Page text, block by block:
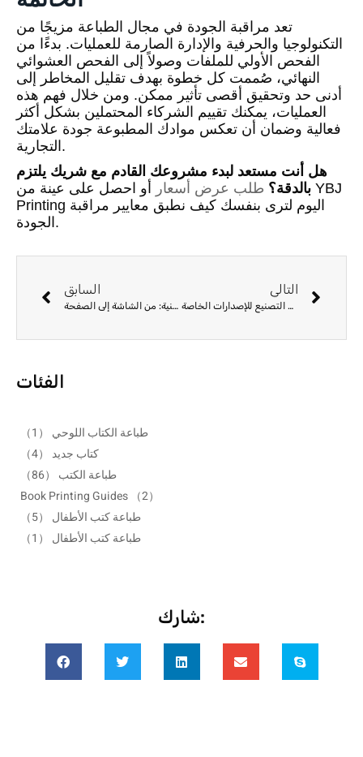
تعد مراقبة الجودة في مجال الطباعة مزيجًا من
التكنولوجيا والحرفية والإدارة الصارمة للعمليات. بدءًا من
الفحص الأولي للملفات وصولاً إلى الفحص العشوائي
النهائي، صُممت كل خطوة بهدف تقليل المخاطر إلى
أدنى حد وتحقيق أقصى تأثير ممكن. ومن خلال فهم هذه
العمليات، يمكنك تقييم الشركاء المحتملين بشكل أكثر
فعالية وضمان أن تعكس موادك المطبوعة جودة علامتك
التجارية.
هل أنت مستعد لبدء مشروعك القادم مع شريك يلتزم
بالدقة؟ طلب عرض أسعار
أو احصل على عينة من YBJ
Printing اليوم لترى بنفسك كيف نطبق معايير مراقبة
الجودة.
السابق
إتقان إدارة الألوان لطباعة الكتب الفنية: من الشاشة إلى الصفحة
التالي
حواف الكتب المرشوشة والمرسومة بالاستنسل: دليل التصنيع للإصدارات الخاصة
الفئات
طباعة الكتاب اللوحي （1）
كتاب جديد （4）
طباعة الكتب （86）
Book Printing Guides （2）
طباعة كتب الأطفال （5）
طباعة كتب الأطفال （1）
شارك: